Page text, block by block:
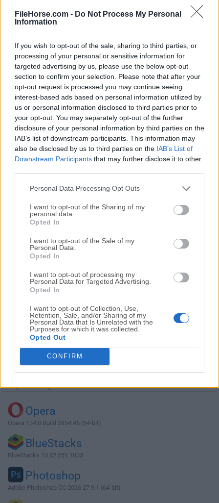
FileHorse.com - Do Not Process My Personal
Information
If you wish to opt-out of the sale, sharing to third parties, or
processing of your personal or sensitive information for
targeted advertising by us, please use the below opt-out
section to confirm your selection. Please note that after your
opt-out request is processed you may continue seeing
interest-based ads based on personal information utilized by
us or personal information disclosed to third parties prior to
your opt-out. You may separately opt-out of the further
disclosure of your personal information by third parties on the
IAB’s list of downstream participants. This information may
also be disclosed by us to third parties on the IAB’s List of
Downstream Participants that may further disclose it to other
Personal Data Processing Opt Outs
I want to opt-out of the Sharing of my
personal data.
Opted In
I want to opt-out of the Sale of my
Personal Data.
Opted In
I want to opt-out of processing my
Personal Data for Targeted Advertising.
Opted In
I want to opt-out of Collection, Use,
Retention, Sale, and/or Sharing of my
Personal Data that Is Unrelated with the
Purposes for which it was collected.
Opted Out
CONFIRM
reciente de Simple Sticky Noteso leer nuestra reseña,
simplemente hazclic aquí .
Todas las versiones antiguas distribuidas en nuestro
sitio web son completamente libres de virus y están
disponibles para su descarga sin costo alguno.
Nos encantaría saber de ti
Si tienes alguna pregunta o idea que desees compartir
Descargar Simple Sticky Notes 3.6.1
¿Por qué se publica esta aplicación en Filehorse? (
información)
Top Descargas
Opera
Opera 134.0 Build 5954.46 (64-bit)
BlueStacks
BlueStacks 10.42.251.1003
Photoshop
Adobe Photoshop CC 2026 27.9.1 (64-bit)